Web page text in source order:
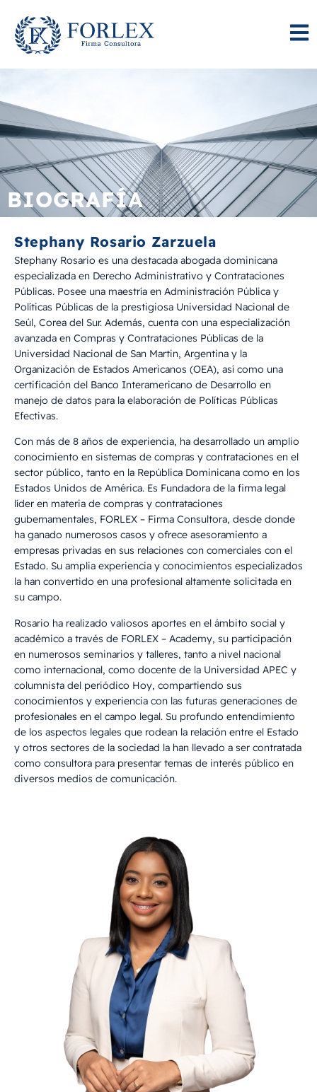
BIOGRAFÍA
Stephany Rosario Zarzuela
Stephany Rosario es una destacada abogada dominicana
especializada en Derecho Administrativo y Contrataciones
Públicas. Posee una maestría en Administración Pública y
Políticas Públicas de la prestigiosa Universidad Nacional de
Seúl, Corea del Sur. Además, cuenta con una especialización
avanzada en Compras y Contrataciones Públicas de la
Universidad Nacional de San Martin, Argentina y la
Organización de Estados Americanos (OEA), así como una
certificación del Banco Interamericano de Desarrollo en
manejo de datos para la elaboración de Políticas Públicas
Efectivas.
Con más de 8 años de experiencia, ha desarrollado un amplio
conocimiento en sistemas de compras y contrataciones en el
sector público, tanto en la República Dominicana como en los
Estados Unidos de América. Es Fundadora de la firma legal
líder en materia de compras y contrataciones
gubernamentales, FORLEX – Firma Consultora, desde donde
ha ganado numerosos casos y ofrece asesoramiento a
empresas privadas en sus relaciones con comerciales con el
Estado. Su amplia experiencia y conocimientos especializados
la han convertido en una profesional altamente solicitada en
su campo.
Rosario ha realizado valiosos aportes en el ámbito social y
académico a través de FORLEX – Academy, su participación
en numerosos seminarios y talleres, tanto a nivel nacional
como internacional, como docente de la Universidad APEC y
columnista del periódico Hoy, compartiendo sus
conocimientos y experiencia con las futuras generaciones de
profesionales en el campo legal. Su profundo entendimiento
de los aspectos legales que rodean la relación entre el Estado
y otros sectores de la sociedad la han llevado a ser contratada
como consultora para presentar temas de interés público en
diversos medios de comunicación.